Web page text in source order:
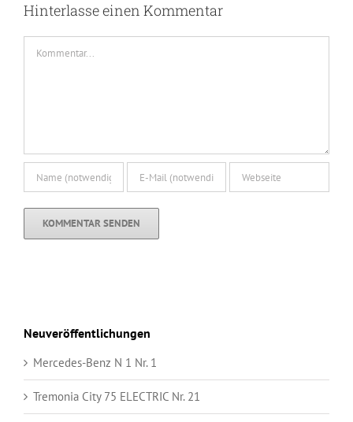
Hinterlasse einen Kommentar
Neuveröffentlichungen
Mercedes-Benz N 1 Nr. 1
Tremonia City 75 ELECTRIC Nr. 21